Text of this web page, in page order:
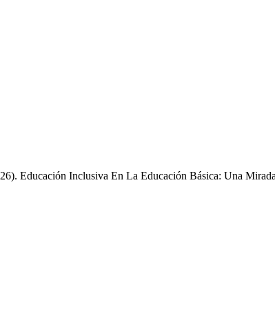
Educación Inclusiva En La Educación Básica: Una